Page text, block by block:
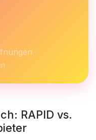
RAPID vs.